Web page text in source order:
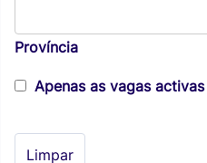
Província
Apenas as vagas activas
Limpar